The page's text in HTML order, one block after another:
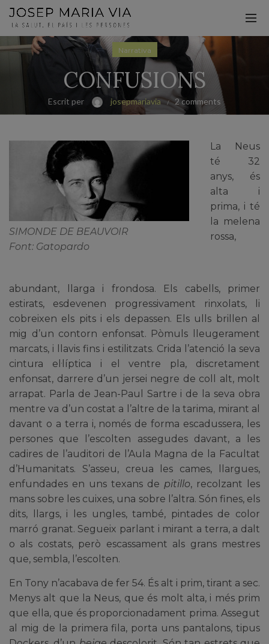
Narrativa
CONFUSIONS
Escrit per josepmariavia 2 comments
SIMONDE DE BEAUVOIR
Font: Gatopardo
La Neus
té 32
anys, és
alta i
prima, i té
la melena
rossa,
abundant, llarga i frondosa. Els cabells, primer
estirats, esdevenen progressivament rinxolats, li
cobreixen els pits i els depassen. Els ulls brillen al
mig d’un contorn enfonsat. Pòmuls lleugerament
marcats, i llavis fins i estilitzats. Crida l’atenció la seva
cintura el·líptica i el ventre pla, discretament
enfonsat, darrere d’un jersei negre de coll alt, molt
arrapat. Parla de Jean-Paul Sartre i de la seva obra
mentre va d’un costat a l’altre de la tarima, mirant al
davant o a terra i, només de forma escadussera, les
persones que l’escolten assegudes davant, a les
cadires de l’auditori de l’Aula Magna de la Facultat
d’Humanitats. S’asseu, creua les cames, llargues,
enfundades en uns texans de pitillo, recolzant les
mans sobre les cuixes, una sobre l’altra. Són fines, els
dits, llargs, i les ungles, també, pintades de color
marró granat. Segueix parlant i mirant a terra, a dalt
o als costats, però escassament als grans mestres
que, sembla, l’escolten.
En Tony n’acabava de fer 54. És alt i prim, tirant a sec.
Menys alt que la Neus, que és molt alta, i més prim
que ella, que és proporcionadament prima. Assegut
al mig de la primera fila, porta uns pantalons, tipus